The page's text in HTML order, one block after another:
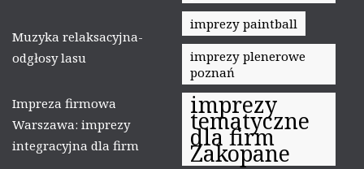
Muzyka relaksacyjna-
odgłosy lasu
Impreza firmowa
Warszawa: imprezy
integracyjna dla firm
imprezy paintball
imprezy plenerowe
poznań
imprezy
tematyczne
dla firm
Zakopane